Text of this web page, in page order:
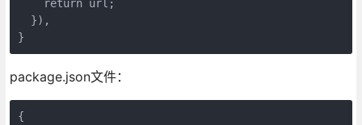
    return url;
  }),
package.json文件：
{